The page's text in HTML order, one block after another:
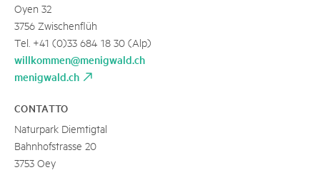
Oyen 32
3756 Zwischenflüh
Tel. +41 (0)33 684 18 30 (Alp)
willkommen@menigwald.ch
menigwald.ch
CONTATTO
Naturpark Diemtigtal
Bahnhofstrasse 20
3753 Oey